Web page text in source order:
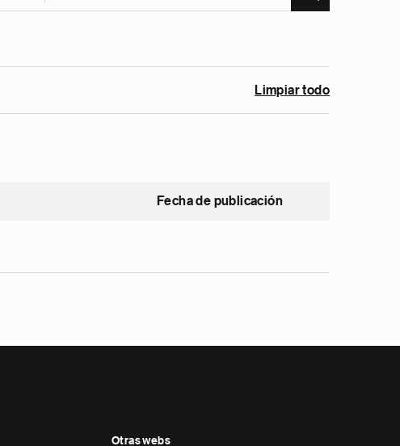
Limpiar todo
Fecha de publicación
Otras webs